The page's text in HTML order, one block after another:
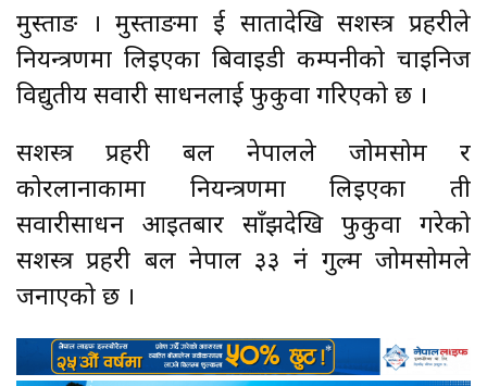
मुस्ताङ । मुस्ताङमा दुई सातादेखि सशस्त्र प्रहरीले
नियन्त्रणमा लिइएका बिवाइडी कम्पनीको चाइनिज
विद्युतीय सवारी साधनलाई फुकुवा गरिएको छ ।
सशस्त्र प्रहरी बल नेपालले जोमसोम र
कोरलानाकामा नियन्त्रणमा लिइएका ती
सवारीसाधन आइतबार साँझदेखि फुकुवा गरेको
सशस्त्र प्रहरी बल नेपाल ३३ नं गुल्म जोमसोमले
जनाएको छ ।